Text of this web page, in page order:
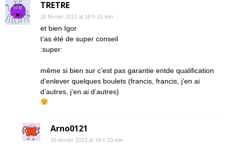
TRETRE
26 février 2013 at 18 h 15 min
et bien Igor
t’as été de super conseil
:super:
même si bien sur c’est pas garantie entde qualification
d’enlever quelques boulets (francis, francis, j’en ai
d’autres, j’en ai d’autres)
Arno0121
26 février 2013 at 18 h 33 min